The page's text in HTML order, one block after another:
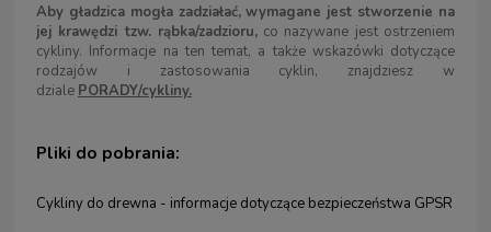
Aby gładzica mogła zadziałać, wymagane jest stworzenie na
jej krawędzi tzw. rąbka/zadzioru,co nazywane jest ostrzeniem
cykliny. Informacje na ten temat, a także wskazówki dotyczące
rodzajów i zastosowania cyklin, znajdziesz
w
dziale PORADY/cykliny.
Pliki do pobrania:
Cykliny do drewna - informacje dotyczące bezpieczeństwa GPSR